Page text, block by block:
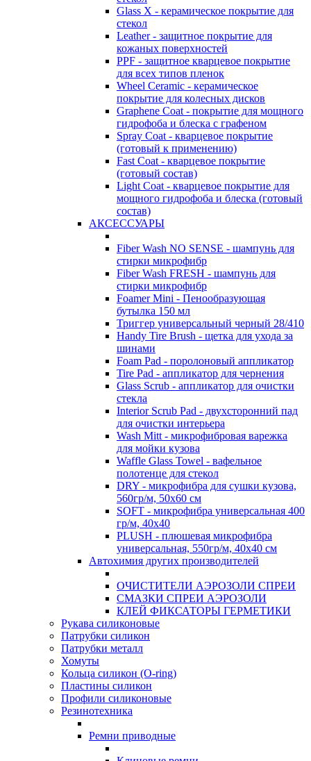
Glass X - керамическое покрытие для
стекол
Leather - защитное покрытие для
кожаных поверхностей
PPF - защитное кварцевое покрытие
для всех типов пленок
Wheel Ceramic - керамическое
покрытие для колесных дисков
Graphene Coat - покрытие для мощного
гидрофоба и блеска с графеном
Spray Coat - кварцевое покрытие
(готовый к применению)
Fast Coat - кварцевое покрытие
(готовый состав)
Light Coat - кварцевое покрытие для
мощного гидрофоба и блеска (готовый
состав)
АКСЕССУАРЫ
Fiber Wash NO SENSE - шампунь для
стирки микрофибр
Fiber Wash FRESH - шампунь для
стирки микрофибр
Foamer Mini - Пенообразующая
бутылка 150 мл
Триггер универсальный черный 28/410
Handy Tire Brush - щетка для ухода за
шинами
Foam Pad - поролоновый аппликатор
Tire Pad - аппликатор для чернения
Glass Scrub - аппликатор для очистки
стекла
Interior Scrub Pad - двухсторонний пад
для очистки интерьера
Wash Mitt - микрофибровая варежка
для мойки кузова
Waffle Glass Towel - вафельное
полотенце для стекол
DRY - микрофибра для сушки кузова,
560гр/м, 50х60 см
SOFT - микрофибра универсальная 400
гр/м, 40х40
PLUSH - плюшевая микрофибра
универсальная, 550гр/м, 40х40 см
Автохимия других производителей
ОЧИСТИТЕЛИ АЭРОЗОЛИ СПРЕИ
СМАЗКИ СПРЕИ АЭРОЗОЛИ
КЛЕЙ ФИКСАТОРЫ ГЕРМЕТИКИ
Рукава силиконовые
Патрубки силикон
Патрубки металл
Хомуты
Кольца силикон (O-ring)
Пластины силикон
Профили силиконовые
Резинотехника
Ремни приводные